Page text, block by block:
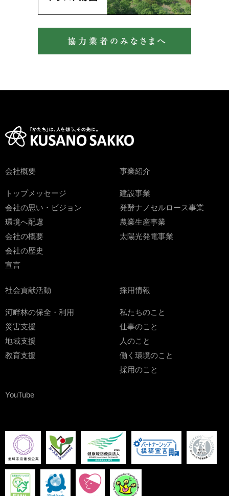
会社概要
トップメッセージ
会社の思い・ビジョン
環境へ配慮
会社の概要
会社の歴史
宣言
事業紹介
建設事業
発酵ナノセルロース事業
農業生産事業
太陽光発電事業
社会貢献活動
河畔林の保全・利用
災害支援
地域支援
教育支援
採用情報
私たちのこと
仕事のこと
人のこと
働く環境のこと
採用のこと
YouTube